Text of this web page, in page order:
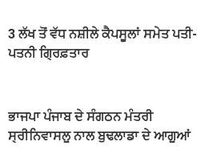
3 ਲੱਖ ਤੋਂ ਵੱਧ ਨਸ਼ੀਲੇ ਕੈਪਸੂਲਾਂ ਸਮੇਤ ਪਤੀ-
ਪਤਨੀ ਗ੍ਰਿਫ਼ਤਾਰ
ਭਾਜਪਾ ਪੰਜਾਬ ਦੇ ਸੰਗਠਨ ਮੰਤਰੀ
ਸ੍ਰੀਨਿਵਾਸਲੂ ਨਾਲ ਬੁਢਲਾਡਾ ਦੇ ਆਗੂਆਂ